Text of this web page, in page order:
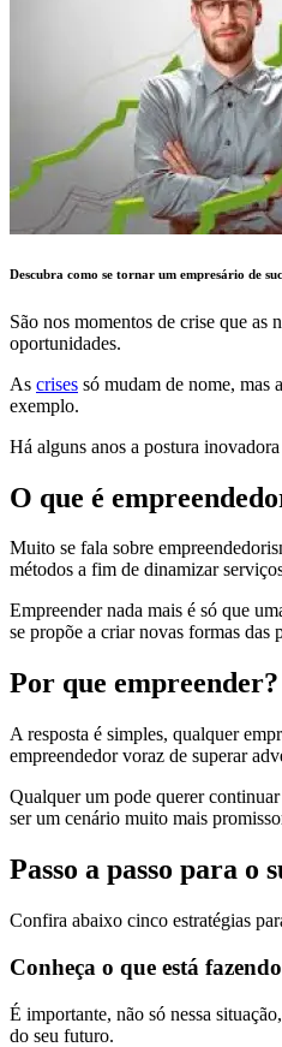
Descubra como se tornar um empresário de
São nos momentos de crise que as
oportunidades.
As crises só mudam de nome, mas
exemplo.
Há alguns anos a postura
O que é
Muito se fala sobre
métodos a fim de dinamizar
Empreender nada mais é só que
se propõe a criar novas formas das
Por que empreender?
A resposta é simples, qualquer
empreendedor voraz de superar
Qualquer um pode querer
ser um cenário muito mais
Passo a passo para o
Confira abaixo cinco estratégias
Conheça o que está fazendo
É importante, não só nessa
do seu futuro.